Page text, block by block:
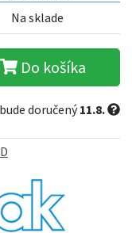
Na sklade
Do košíka
doručený11.8.